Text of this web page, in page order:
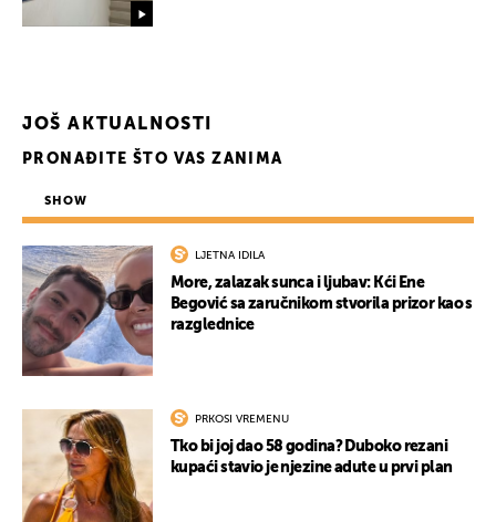
JOŠ AKTUALNOSTI
PRONAĐITE ŠTO VAS ZANIMA
SHOW
LJETNA IDILA
More, zalazak sunca i ljubav: Kći Ene
Begović sa zaručnikom stvorila prizor kao s
razglednice
PRKOSI VREMENU
Tko bi joj dao 58 godina? Duboko rezani
kupaći stavio je njezine adute u prvi plan
UKLJUČITE NOTIFIKACIJE